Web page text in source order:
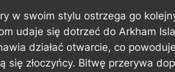
w swoim stylu ostrzega go
udaje się dotrzeć do Arkham
działać otwarcie, co
się złoczyńcy. Bitwę przerywa